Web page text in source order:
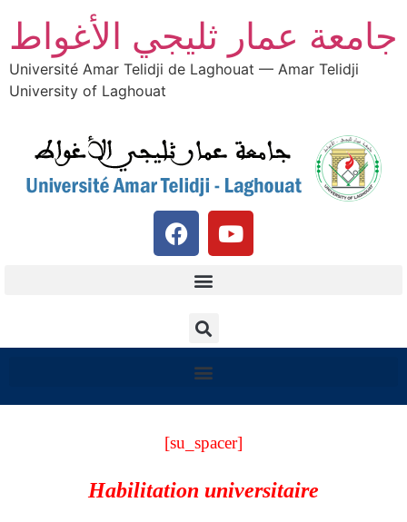
جامعة عمار ثليجي الأغواط
Université Amar Telidji de Laghouat — Amar Telidji
University of Laghouat
[su_spacer]
Habilitation universitaire